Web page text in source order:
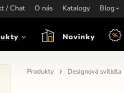
/ Chat O nás Katalogy Blog
+421 907 263 473Otevírací hodiny:
Novinky
Produkty Designová svítidla